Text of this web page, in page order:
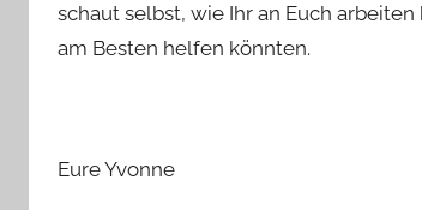
schaut selbst, wie Ihr an Euch
am Besten helfen könnten.
Eure Yvonne